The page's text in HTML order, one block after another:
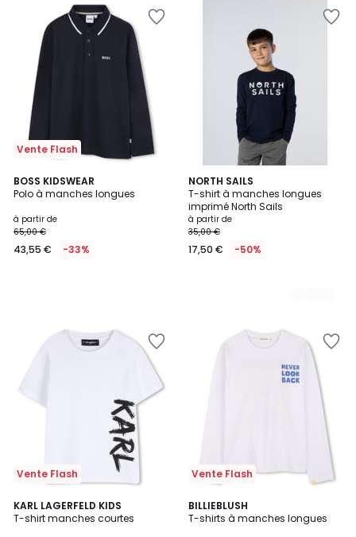
Vente Flash
BOSS KIDSWEAR
Polo à manches longues
à partir de
65,00 €
43,55 € -33%
NORTH SAILS
T-shirt à manches longues
imprimé North Sails
à partir de
35,00 €
17,50 € -50%
2
Couleurs
Vente Flash
KARL LAGERFELD KIDS
T-shirt manches courtes
2
Couleurs
Vente Flash
BILLIEBLUSH
T-shirts à manches longues